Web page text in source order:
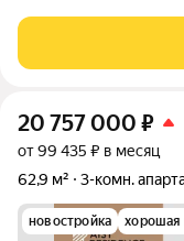
стремится к
отдыхом на природе.
20 757 000 ₽
от 99 435 ₽ в месяц
62,9 м²
3-комн.
новостройка хорошая